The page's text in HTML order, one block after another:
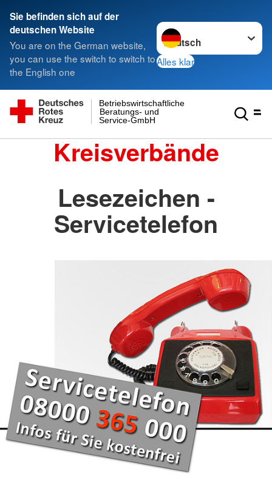
Sie befinden sich auf der
deutschen Website
You are on the German website,
you can use the switch to switch to
the English one
Sprache wechseln zu
Alles klar
Service-GmbH
Beratungs- und
Betriebswirtschaftliche
Kreisverbände
Lesezeichen -
Servicetelefon